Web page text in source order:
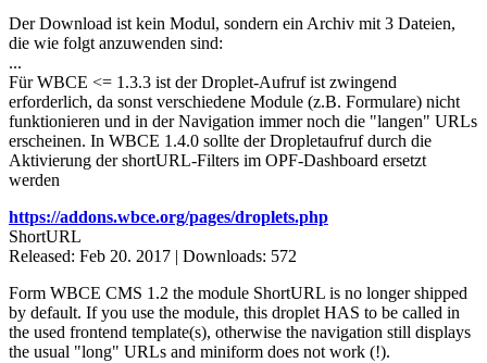
Der Download ist kein Modul, sondern ein Archiv mit 3 Dateien,
die wie folgt anzuwenden sind:
...
Für WBCE <= 1.3.3 ist der Droplet-Aufruf ist zwingend
erforderlich, da sonst verschiedene Module (z.B. Formulare) nicht
funktionieren und in der Navigation immer noch die "langen" URLs
erscheinen. In WBCE 1.4.0 sollte der Dropletaufruf durch die
Aktivierung der shortURL-Filters im OPF-Dashboard ersetzt
werden
https://addons.wbce.org/pages/droplets.php
ShortURL
Released: Feb 20. 2017 | Downloads: 572
Form WBCE CMS 1.2 the module ShortURL is no longer shipped
by default. If you use the module, this droplet HAS to be called in
the used frontend template(s), otherwise the navigation still displays
the usual "long" URLs and miniform does not work (!).